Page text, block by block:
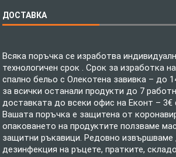
ДОСТАВКА
Всяка поръчка се изработва
технологичен срок . Срок за изработка
спално бельо с Олекотена завивка – до
за всички останали продукти до 7
доставката до всеки офис на Еконт –
Вашата поръчка е защитена от
опаковането на продуктите ползваме
защитни ръкавици. Редовно извършваме
дезинфекция на ръцете, пратките,